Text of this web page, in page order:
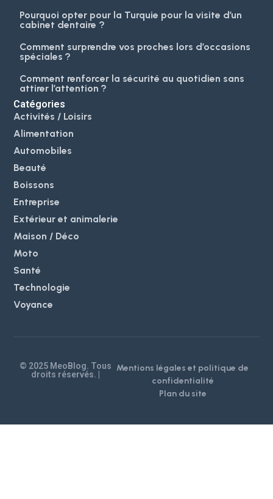
Pourquoi opter pour la Turquie pour la visite d’un
cabinet dentaire ?
Comment surprendre vos proches lors d’occasions
spéciales ?
Comment renforcer la sécurité au quotidien sans
attirer l’attention ?
Catégories
Activités / Loisirs
Alimentation
Automobiles
Beauté
Boissons
Entreprise
Extérieur et animalerie
Maison / Déco
Moto
Santé
Technologie
Voyance
© 2025 MeoBlog. Tous
droits réservés. |
Mentions légales et politique de
confidentialité
Plan du site